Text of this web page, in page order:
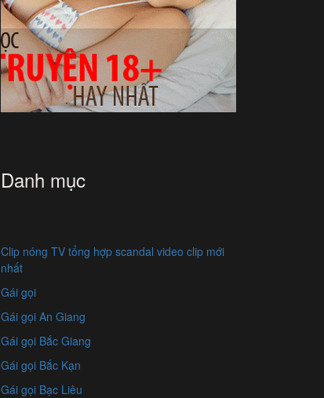
Danh mục
Clip nóng TV tổng hợp scandal video clip mới
nhất
Gái gọi
Gái gọi An Giang
Gái gọi Bắc Giang
Gái gọi Bắc Kạn
Gái gọi Bạc Liêu